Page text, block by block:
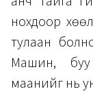
нохдоор
тулаан
Машин, буу
маанийг нь